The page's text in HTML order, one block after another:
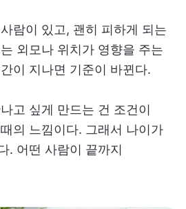
람이 있고, 괜히 피하게 되는
외모나 위치가 영향을 주는
이 지나면 기준이 바뀐다.
고 싶게 만드는 건 조건이
의 느낌이다. 그래서 나이가
. 어떤 사람이 끝까지